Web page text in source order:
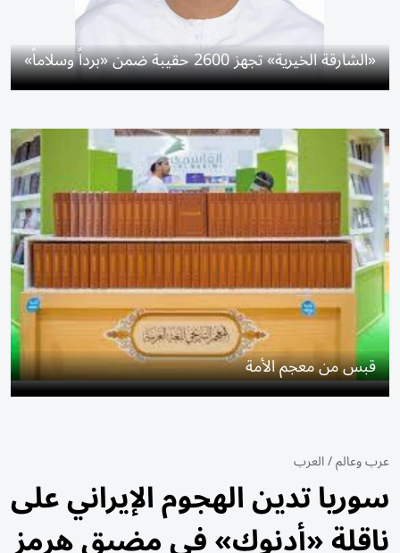
«الشارقة الخيرية» تجهز 2600 حقيبة ضمن «برداً وسلاماً»
قبس من معجم الأمة
عرب وعالم/العرب
سوريا تدين الهجوم الإيراني على